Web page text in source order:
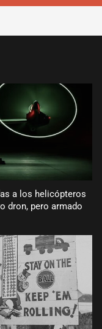
a los helicópteros
dron, pero armado